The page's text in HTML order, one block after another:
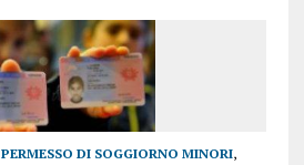
PERMESSO DI SOGGIORNO MINORI,